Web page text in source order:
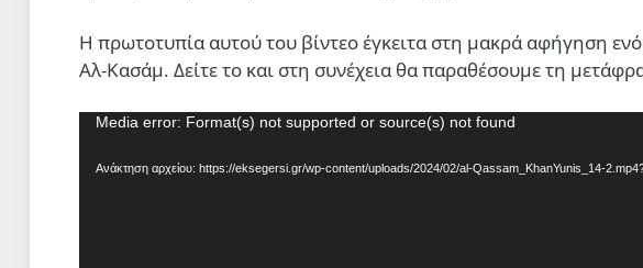
Η πρωτοτυπία αυτού του βίντεο έγκειτα στη μακρά αφήγηση
Αλ-Κασάμ. Δείτε το και στη συνέχεια θα παραθέσουμε τη
Πρόγραμμα
Βίντεο
Media error: Format(s) not supported or source(s) not found
Ανάκτηση αρχείου: https://eksegersi.gr/wp-content/uploads/2024/02/al-Qassam_KhanYunis_14-